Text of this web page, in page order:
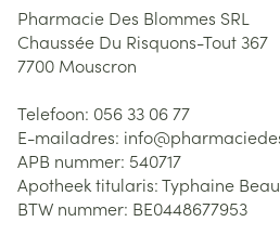
Pharmacie Des Blommes SRL
Chaussée Du Risquons-Tout 367
7700 Mouscron
Telefoon: 056 33 06 77
E-mailadres: info@
APB nummer: 540717
Apotheek titularis:Typhaine
BTW nummer: BE0448677953